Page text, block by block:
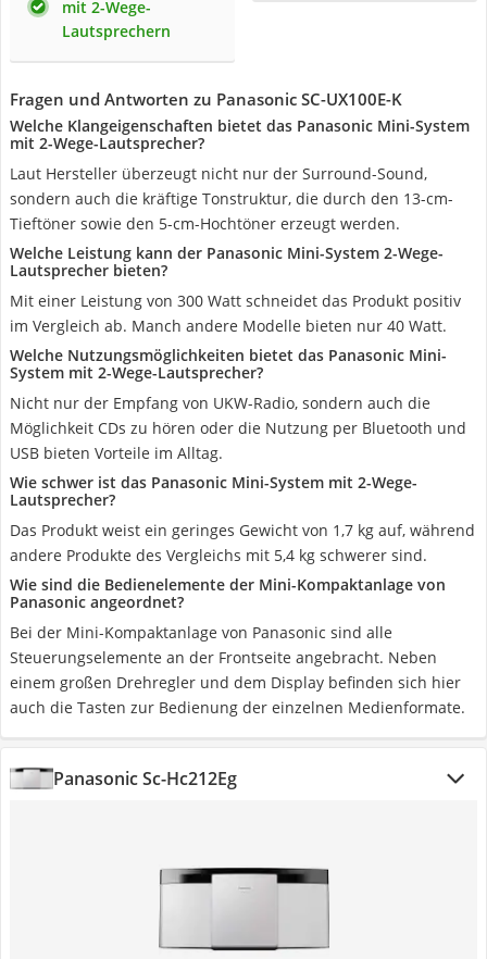
mit 2-Wege-
Lautsprechern
Fragen und Antworten zu Panasonic SC-UX100E-K
Welche Klangeigenschaften bietet das Panasonic Mini-System
mit 2-Wege-Lautsprecher?
Laut Hersteller überzeugt nicht nur der Surround-Sound,
sondern auch die kräftige Tonstruktur, die durch den 13-cm-
Tieftöner sowie den 5-cm-Hochtöner erzeugt werden.
Welche Leistung kann der Panasonic Mini-System 2-Wege-
Lautsprecher bieten?
Mit einer Leistung von 300 Watt schneidet das Produkt positiv
im Vergleich ab. Manch andere Modelle bieten nur 40 Watt.
Welche Nutzungsmöglichkeiten bietet das Panasonic Mini-
System mit 2-Wege-Lautsprecher?
Nicht nur der Empfang von UKW-Radio, sondern auch die
Möglichkeit CDs zu hören oder die Nutzung per Bluetooth und
USB bieten Vorteile im Alltag.
Wie schwer ist das Panasonic Mini-System mit 2-Wege-
Lautsprecher?
Das Produkt weist ein geringes Gewicht von 1,7 kg auf, während
andere Produkte des Vergleichs mit 5,4 kg schwerer sind.
Wie sind die Bedienelemente der Mini-Kompaktanlage von
Panasonic angeordnet?
Bei der Mini-Kompaktanlage von Panasonic sind alle
Steuerungselemente an der Frontseite angebracht. Neben
einem großen Drehregler und dem Display befinden sich hier
auch die Tasten zur Bedienung der einzelnen Medienformate.
Panasonic Sc-Hc212Eg